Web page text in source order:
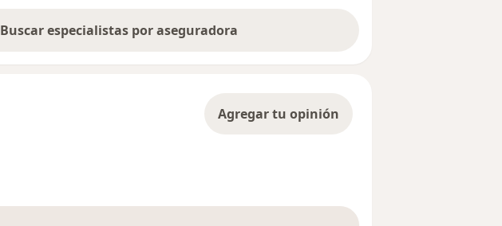
Buscar especialistas por aseguradora
Agregar tu opinión